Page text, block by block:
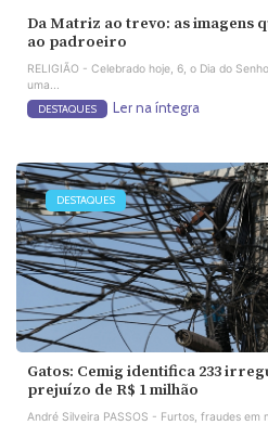
Da Matriz ao trevo: as imagens
ao padroeiro
RELIGIÃO - Celebrado hoje, 6, o Dia do
uma...
DESTAQUES Ler na íntegra
DESTAQUES
Gatos: Cemig identifica 233
prejuízo de R$ 1 milhão
André Silveira PASSOS - Furtos, fraudes em